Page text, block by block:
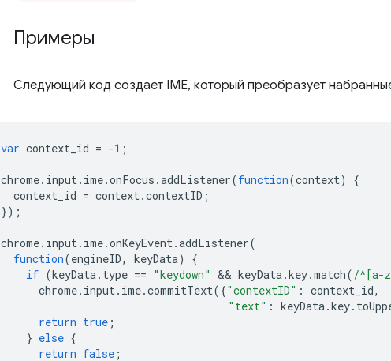
Примеры
Следующий код создает IME, который преобразует
var context_id = -1 ;
chrome. input. ime.onFocus .addListener(function(context)
{
context_id = context.contextID ;
});
chrome. input. ime.onKeyEvent.addListener(
function(engineID, keyData)
{
if (keyData. type == "keydown" && keyData.key.match( /^[a-
chrome. input. ime.commitText({"contextID" : context_id,
"text" : keyData.key.
return true ;
} else {
return false ;